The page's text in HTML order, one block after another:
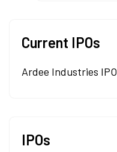
Current IPOs
Ardee Industries IPO
IPOs